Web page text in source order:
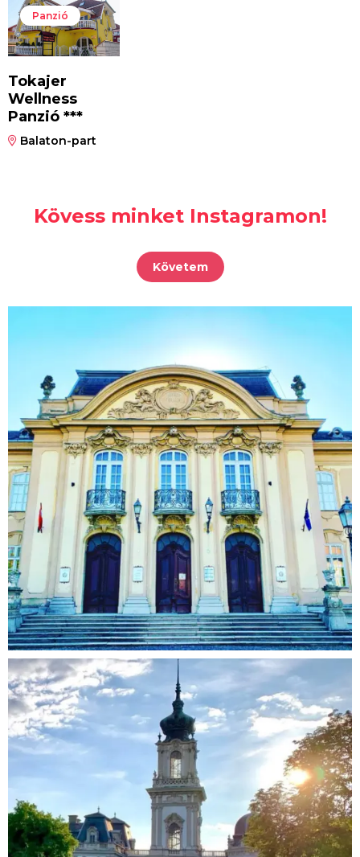
Panzió
Tokajer
Wellness
Panzió ***
Balaton-part
Kövess minket Instagramon!
Követem